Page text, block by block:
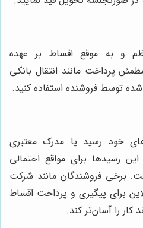
و به موقع اقساط بر عهده
پرداخت مانند انتقال بانکی
شده توسط فروشنده استفاده کنید.
خود رسید یا مدرک معتبری
رسیدها برای مواقع احتمالی
برخی فروشندگان مانند شرکت
برای پیگیری و پرداخت اقساط
کار را آسان‌تر کند.